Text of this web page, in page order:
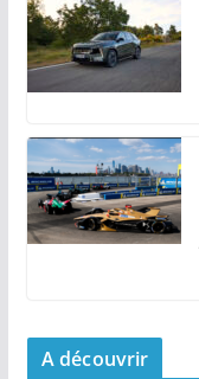
A découvrir